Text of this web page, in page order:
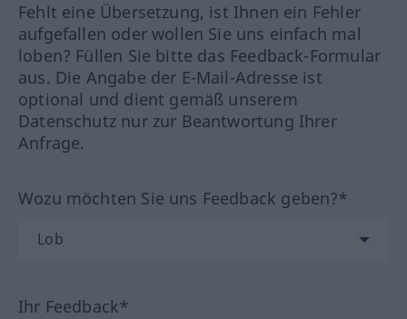
Fehlt eine Übersetzung, ist Ihnen ein Fehler
aufgefallen oder wollen Sie uns einfach mal
loben? Füllen Sie bitte das Feedback-Formular
aus. Die Angabe der E-Mail-Adresse ist
optional und dient gemäß unserem
Datenschutz nur zur Beantwortung Ihrer
Anfrage.
Wozu möchten Sie uns Feedback geben?*
Ihr Feedback*